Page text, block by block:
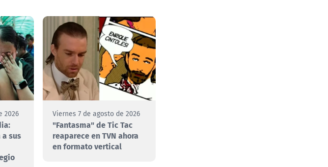
2026
sus
Viernes 7 de agosto de 2026
"Fantasma" de Tic Tac
reaparece en TVN ahora
en formato vertical